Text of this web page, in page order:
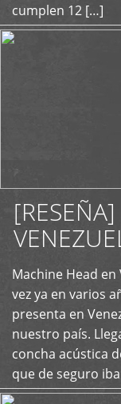
cumplen 12 […]
Machine Head en
vez ya en varios
presenta en
nuestro país.
concha acústica
que de seguro